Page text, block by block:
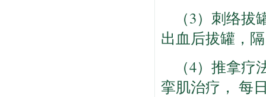
（3）刺络
出血后拔罐，
（4）推拿
挛肌治疗， 每